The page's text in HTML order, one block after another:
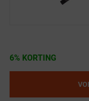
6% KORTING